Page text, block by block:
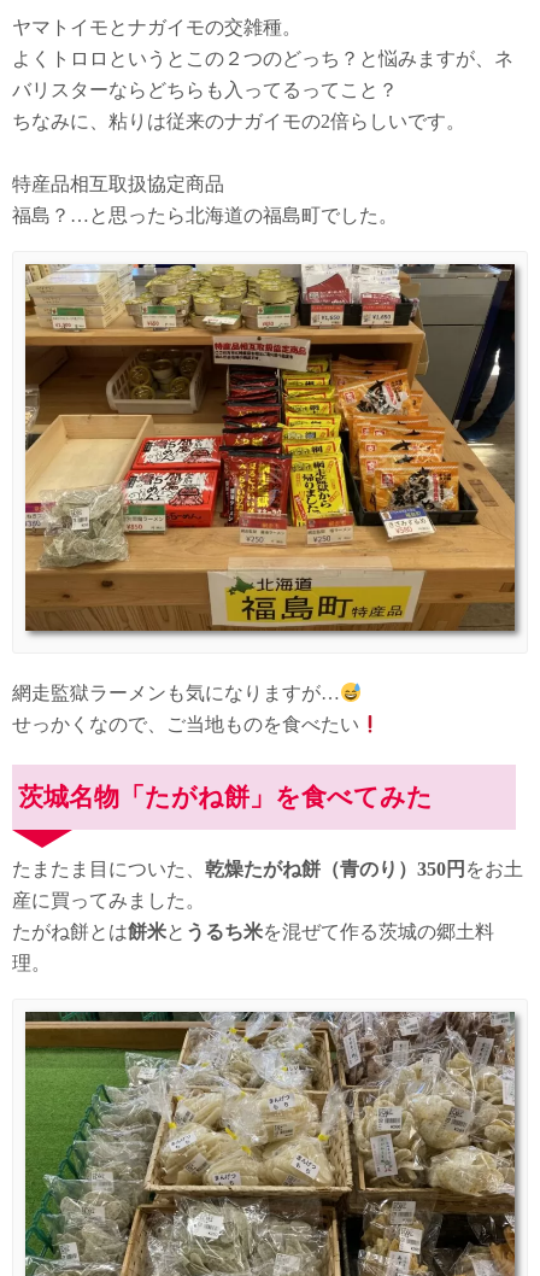
ヤマトイモとナガイモの交雑種。
よくトロロというとこの２つのどっち？と悩みますが、ネ
バリスターならどちらも入ってるってこと？
ちなみに、粘りは従来のナガイモの2倍らしいです。
特産品相互取扱協定商品
福島？…と思ったら北海道の福島町でした。
網走監獄ラーメンも気になりますが…
せっかくなので、ご当地ものを食べたい
茨城名物「たがね餅」を食べてみた
たまたま目についた、 乾燥たがね餅（青のり）350円 をお土
産に買ってみました。
たがね餅とは餅米と うるち米を混ぜて作る茨城の郷土料
理。